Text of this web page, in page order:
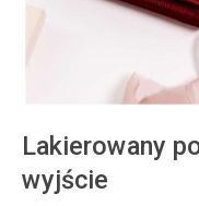
Lakierowany
wyjście